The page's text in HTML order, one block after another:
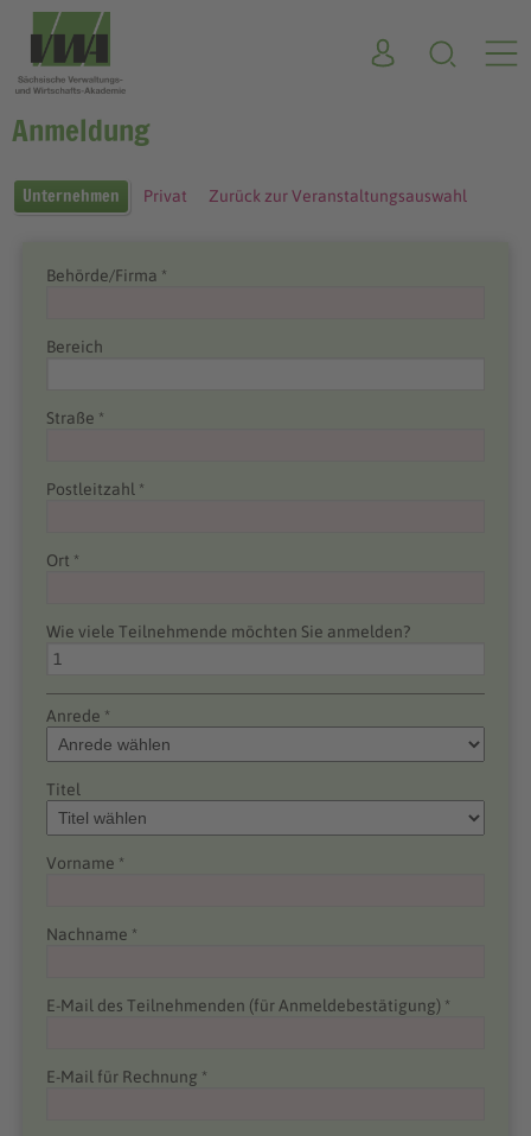
Anmeldung
Unternehmen Privat Zurück zur Veranstaltungsauswahl
Behörde/Firma *
Bereich
Straße *
Postleitzahl *
Ort *
Wie viele Teilnehmende möchten Sie anmelden?
Anrede *
Titel
Vorname *
Nachname *
E-Mail des Teilnehmenden (für Anmeldebestätigung) *
E-Mail für Rechnung *